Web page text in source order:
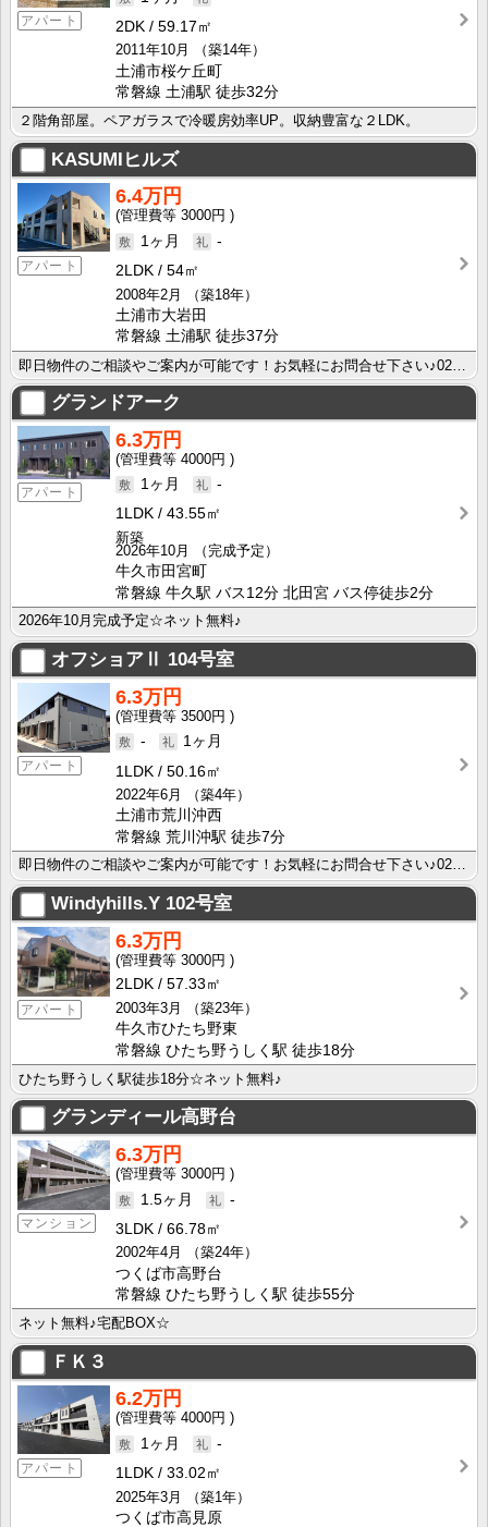
アパート
2DK
59.17㎡
2011年10月
（築14年）
土浦市桜ケ丘町
常磐線 土浦駅 徒歩32分
２階角部屋。ペアガラスで冷暖房効率UP。収納豊富な２LDK。
KASUMIヒルズ
アパート
6.4万円
3000円
1ヶ月
-
2LDK
54㎡
2008年2月
（築18年）
土浦市大岩田
常磐線 土浦駅 徒歩37分
グランドアーク
アパート
6.3万円
4000円
1ヶ月
-
1LDK
43.55㎡
新築
2026年10月
（完成予定）
牛久市田宮町
常磐線 牛久駅 バス12分 北田宮 バス停徒歩2分
2026年10月完成予定☆ネット無料♪
オフショアⅡ 104号室
アパート
6.3万円
3500円
-
1ヶ月
1LDK
50.16㎡
2022年6月
（築4年）
土浦市荒川沖西
常磐線 荒川沖駅 徒歩7分
即日物件のご相談やご案内が可能です！お気軽にお問合せ下さい♪029-863-3939
Windyhills.Y 102号室
アパート
6.3万円
3000円
2LDK
57.33㎡
2003年3月
（築23年）
牛久市ひたち野東
常磐線 ひたち野うしく駅 徒歩18分
ひたち野うしく駅徒歩18分☆ネット無料♪
グランディール高野台
マンション
6.3万円
3000円
1.5ヶ月
-
3LDK
66.78㎡
2002年4月
（築24年）
つくば市高野台
常磐線 ひたち野うしく駅 徒歩55分
ネット無料♪宅配BOX☆
ＦＫ３
アパート
6.2万円
4000円
1ヶ月
-
1LDK
33.02㎡
2025年3月
（築1年）
つくば市高見原